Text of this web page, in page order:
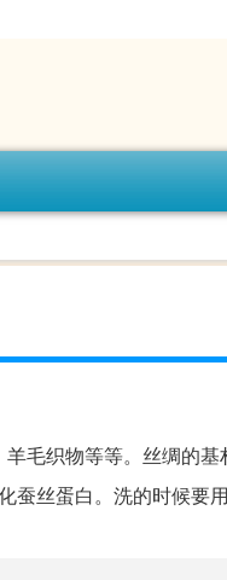
毛织物等等。丝绸的
蚕丝蛋白。洗的时候要